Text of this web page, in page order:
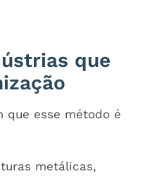
que
que esse método é
metálicas,